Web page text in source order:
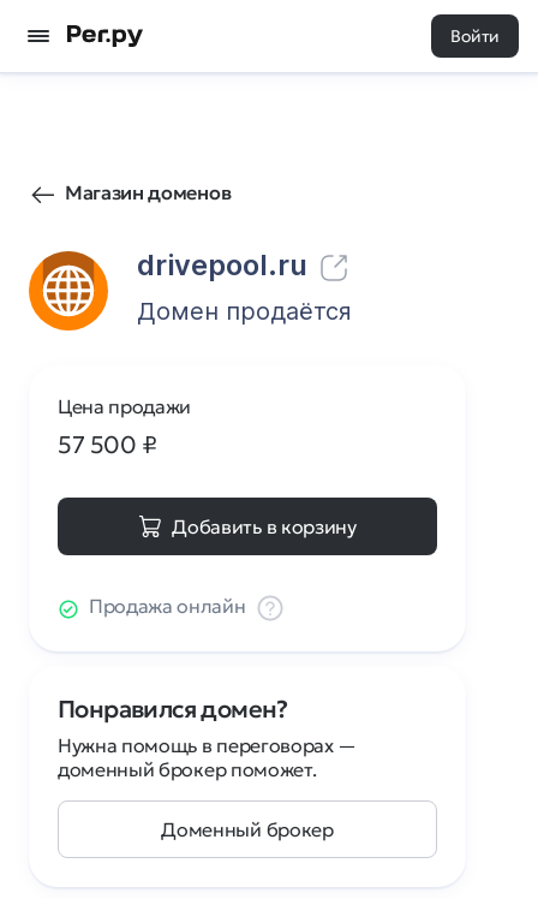
Войти
Магазин доменов
drivepool.ru
521 0
Домен продаётся
Цена продажи
57 500 ₽
Добавить в корзину
Продажа онлайн
Понравился домен?
Нужна помощь в переговорах —
доменный брокер поможет.
Доменный брокер